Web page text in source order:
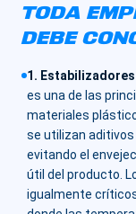
TODA
DEBE
1.
es una de las
materiales
se utilizan
evitando el
útil del producto.
igualmente